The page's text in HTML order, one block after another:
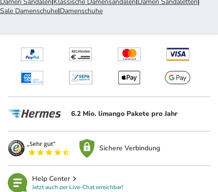
Sale Damenschuhe|Damenschuhe
6.2 Mio. limango Pakete pro Jahr
Sichere Verbindung
Help Center
Jetzt auch per Live-Chat erreichbar!